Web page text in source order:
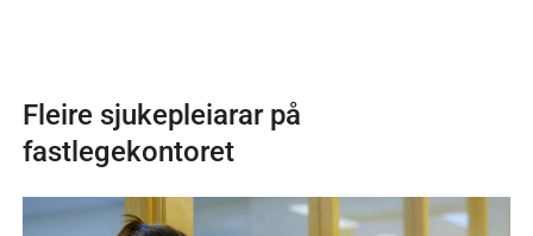
Fleire sjukepleiarar på
fastlegekontoret